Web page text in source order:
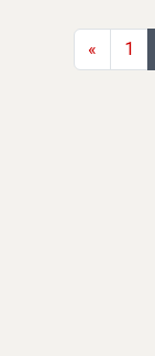
«Anterior
1